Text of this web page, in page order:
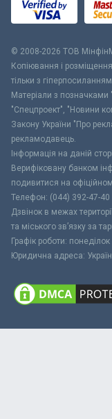
© 2008-2026 ТОВ
Копіювання і
тільки з
Матеріали з позначками
"Спецпроект", "Новини
Закону України "Про
рекламодавець.
Інформація на даній
Верифіковану банком
подивитися на
Телефон: (044) 392-47-40
Дзвінок в межах
та міського зв’язку за
Графік роботи:
Юридична адреса: